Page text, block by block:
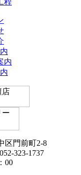
程
内
区門前町2-8
323-1737
00